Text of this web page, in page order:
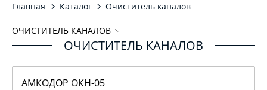
Главная Каталог Очиститель каналов
ОЧИСТИТЕЛЬ КАНАЛОВ
Очиститель каналовОЧИСТИТЕЛЬ КАНАЛОВ
АМКОДОР ОКН-05